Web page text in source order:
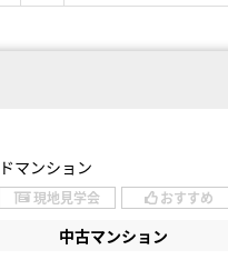
マンション
現地見学会 おすすめ
中古マンション